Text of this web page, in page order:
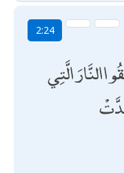
2:24
النَّارَ الَّتِي